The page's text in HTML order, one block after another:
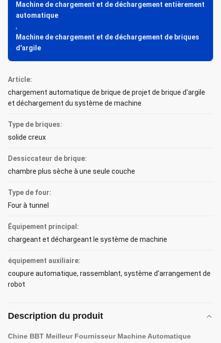
Machine de chargement et de déchargement entièrement
automatique
,
Machine de chargement et de déchargement de briques
d'argile
Article:
chargement automatique de brique de projet de brique d'argile
et déchargement du système de machine
Type de briques:
solide creux
Dessiccateur de brique:
chambre plus sèche à une seule couche
Type de four:
Four à tunnel
Équipement principal:
chargeant et déchargeant le système de machine
équipement auxiliaire:
coupure automatique, rassemblant, système d'arrangement de
robot
Description du produit
Chine BBT Meilleur Fournisseur Machine Automatique